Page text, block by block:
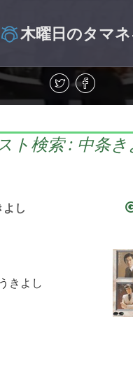
木曜日のタマ
ト検索 : 中条き
よし
きよし